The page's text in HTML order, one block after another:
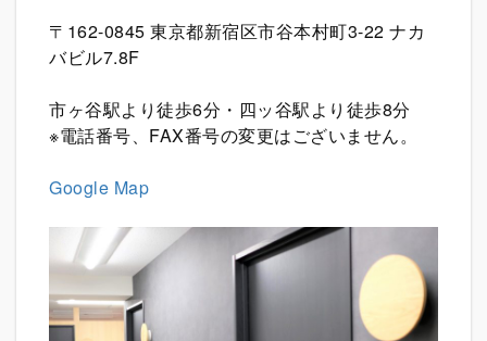
〒162-0845 東京都新宿区市谷本村町3-22 ナカ
バビル7.8F
市ヶ谷駅より徒歩6分・四ッ谷駅より徒歩8分
※電話番号、FAX番号の変更はございません。
Google Map